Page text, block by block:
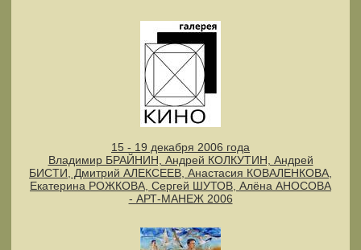
15 - 19 декабря 2006 года
Владимир БРАЙНИН, Андрей КОЛКУТИН, Андрей
БИСТИ, Дмитрий АЛЕКСЕЕВ, Анастасия КОВАЛЕНКОВА,
Екатерина РОЖКОВА, Сергей ШУТОВ, Алёна АНОСОВА
- АРТ-МАНЕЖ 2006